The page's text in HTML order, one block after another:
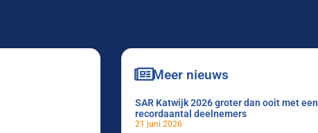
Meer nieuws
SAR Katwijk 2026 groter dan ooit met een
recordaantal deelnemers
21 juni 2026